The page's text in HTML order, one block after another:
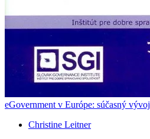
eGovernment v Európe: súčasný vývoj
Christine Leitner